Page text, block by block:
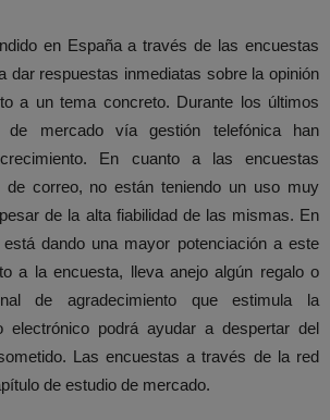
en España a través de las encuestas
dar respuestas inmediatas sobre la opinión
a un tema concreto. Durante los últimos
de mercado vía gestión telefónica han
En cuanto a las encuestas
de correo, no están teniendo un uso muy
de la alta fiabilidad de las mismas. En
dando una mayor potenciación a este
a la encuesta, lleva anejo algún regalo o
de agradecimiento que estimula la
electrónico podrá ayudar a despertar del
Las encuestas a través de la red
de estudio de mercado.